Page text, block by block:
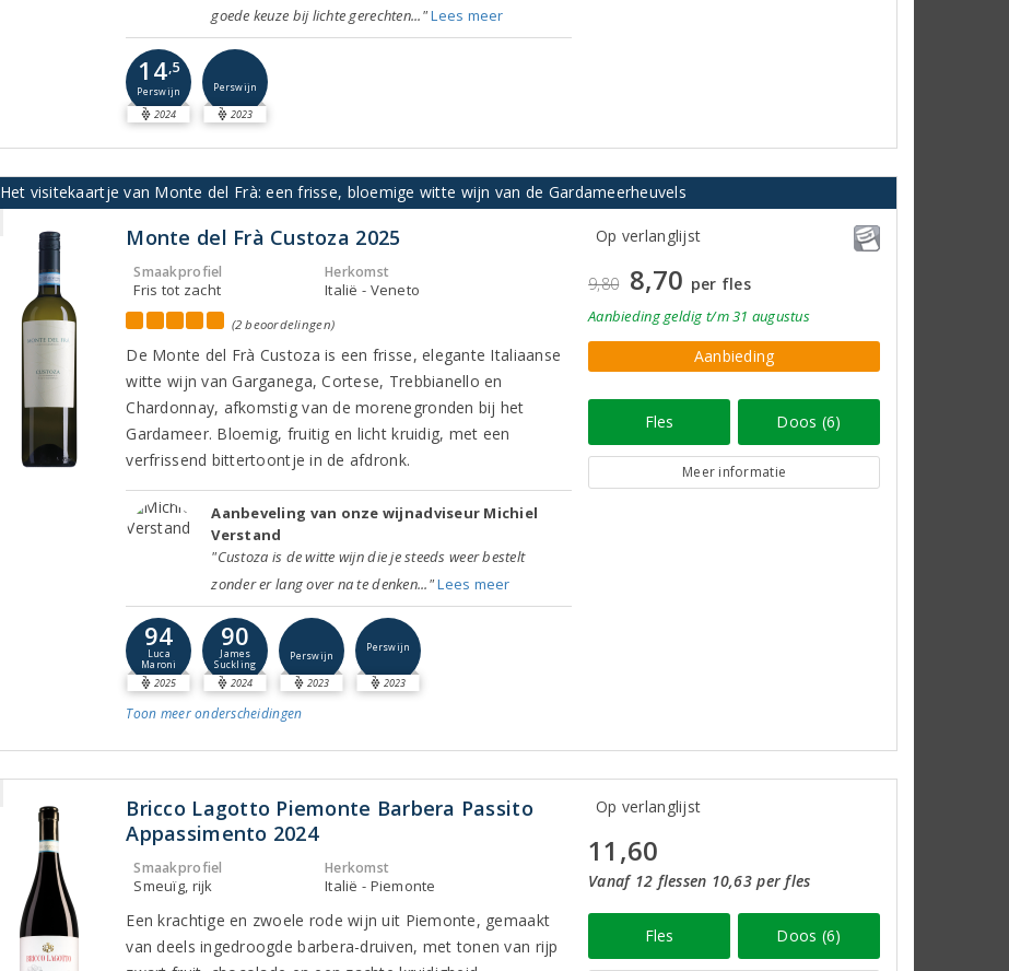
goede keuze bij lichte gerechten..."Lees meer
14,5
Perswijn
2024
Perswijn
2023
Het visitekaartje van Monte del Frà: een frisse, bloemige witte wijn van de Gardameerheuvels
Monte del Frà Custoza 2025
Smaakprofiel
Fris tot zacht
Herkomst
Italië - Veneto
(2 beoordelingen)
De Monte del Frà Custoza is een frisse, elegante Italiaanse
witte wijn van Garganega, Cortese, Trebbianello en
Chardonnay, afkomstig van de morenegronden bij het
Gardameer. Bloemig, fruitig en licht kruidig, met een
verfrissend bittertoontje in de afdronk.
Aanbeveling van onze wijnadviseur Michiel
Verstand
"Custoza is de witte wijn die je steeds weer bestelt
zonder er lang over na te denken..."Lees meer
94
Luca
Maroni
2025
90
James
Suckling
2024
Perswijn
2023
Perswijn
2023
Toon meeronderscheidingen
Op verlanglijst
9,80 8,70 per fles
Aanbiedinggeldig t/m 31 augustus
Aanbieding
Fles Doos (6)
Meer informatie
Bricco Lagotto Piemonte Barbera Passito
Appassimento 2024
Smaakprofiel
Smeuïg, rijk
Herkomst
Italië - Piemonte
Een krachtige en zwoele rode wijn uit Piemonte, gemaakt
van deels ingedroogde barbera-druiven, met tonen van rijp
Op verlanglijst
11,60
Vanaf 12 flessen 10,63 per fles
Fles Doos (6)